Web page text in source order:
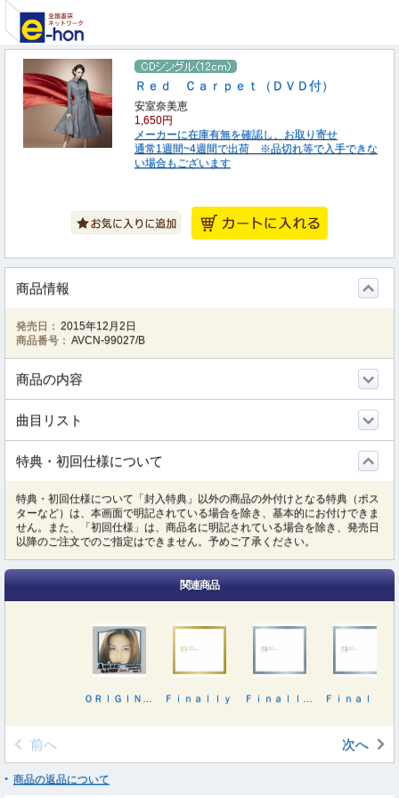
Ｒｅｄ Ｃａｒｐｅｔ（ＤＶＤ付）
安室奈美恵
1,650円
メーカーに在庫有無を確認し、お取り寄せ
通常1週間~4週間で出荷 ※品切れ等で入手できな
い場合もございます
商品情報
発売日： 2015年12月2日
商品番号： AVCN-99027/B
商品の内容
曲目リスト
特典・初回仕様について
特典・初回仕様について「封入特典」以外の商品の外付けとなる特典（ポス
ターなど）は、本画面で明記されている場合を除き、基本的にお付けできま
せん。また、「初回仕様」は、商品名に明記されている場合を除き、発売日
以降のご注文でのご指定はできません。予めご了承ください。
関連商品
Ｆｉｎａｌｌｙ
前へ 次へ
商品の返品について